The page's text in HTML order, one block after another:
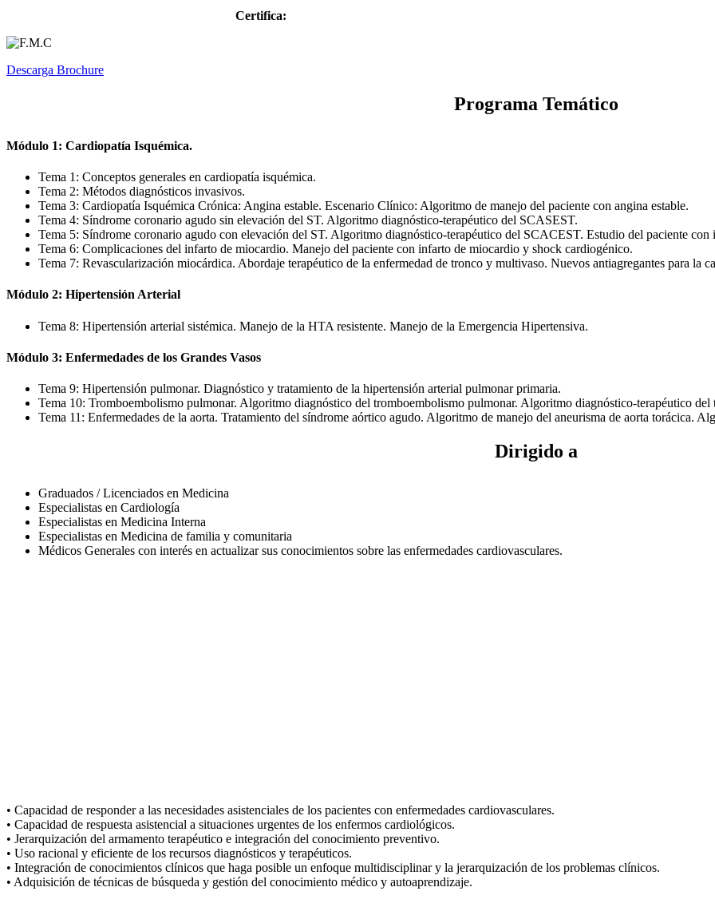
Certifica:
Descarga Brochure
Programa Temático
Módulo 1: Cardiopatía Isquémica.
Tema 1: Conceptos generales en cardiopatía isquémica.
Tema 2: Métodos diagnósticos invasivos.
Tema 3: Cardiopatía Isquémica Crónica: Angina estable. Escenario Clínico: Algoritmo de manejo del paciente con angina estable.
Tema 4: Síndrome coronario agudo sin elevación del ST. Algoritmo diagnóstico-terapéutico del SCASEST.
Tema 5: Síndrome coronario agudo con elevación del ST. Algoritmo diagnóstico-terapéutico del SCACEST. Estudio del paciente con
Tema 6: Complicaciones del infarto de miocardio. Manejo del paciente con infarto de miocardio y shock cardiogénico.
Tema 7: Revascularización miocárdica. Abordaje terapéutico de la enfermedad de tronco y multivaso. Nuevos antiagregantes para la
Módulo 2: Hipertensión Arterial
Tema 8: Hipertensión arterial sistémica. Manejo de la HTA resistente. Manejo de la Emergencia Hipertensiva.
Módulo 3: Enfermedades de los Grandes Vasos
Tema 9: Hipertensión pulmonar. Diagnóstico y tratamiento de la hipertensión arterial pulmonar primaria.
Tema 10: Tromboembolismo pulmonar. Algoritmo diagnóstico del tromboembolismo pulmonar. Algoritmo diagnóstico-terapéutico
Tema 11: Enfermedades de la aorta. Tratamiento del síndrome aórtico agudo. Algoritmo de manejo del aneurisma de aorta torácica.
Dirigido a
Graduados / Licenciados en Medicina
Especialistas en Cardiología
Especialistas en Medicina Interna
Especialistas en Medicina de familia y comunitaria
Médicos Generales con interés en actualizar sus conocimientos sobre las enfermedades cardiovasculares.
• Capacidad de responder a las necesidades asistenciales de los pacientes con enfermedades cardiovasculares.
• Capacidad de respuesta asistencial a situaciones urgentes de los enfermos cardiológicos.
• Jerarquización del armamento terapéutico e integración del conocimiento preventivo.
• Uso racional y eficiente de los recursos diagnósticos y terapéuticos.
• Integración de conocimientos clínicos que haga posible un enfoque multidisciplinar y la jerarquización de los problemas clínicos.
• Adquisición de técnicas de búsqueda y gestión del conocimiento médico y autoaprendizaje.